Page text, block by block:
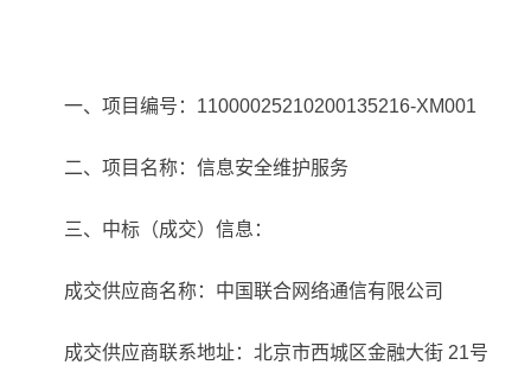
一、项目编号：11000025210200135216-XM001
二、项目名称：信息安全维护服务
三、中标（成交）信息：
成交供应商名称：中国联合网络通信有限公司
成交供应商联系地址：北京市西城区金融大街 21号